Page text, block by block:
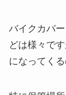
バイクカバ
どは様々で
になってく